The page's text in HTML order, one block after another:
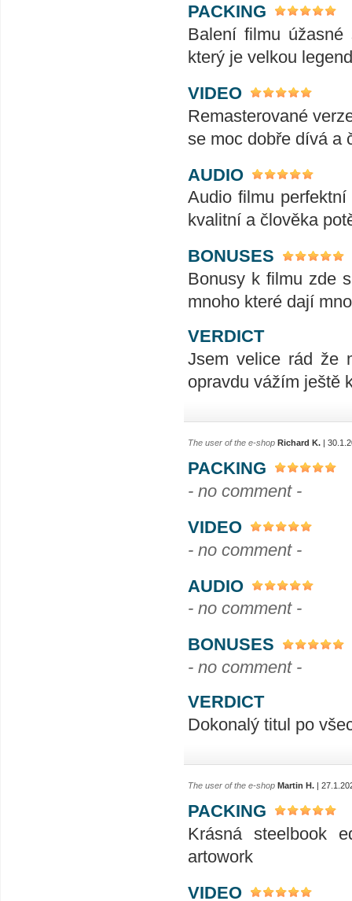
PACKING
Balení filmu
který je velkou
VIDEO
Remasterované
se moc dobře dívá a
AUDIO
Audio filmu
kvalitní a člověka
BONUSES
Bonusy k filmu zde
mnoho které dají
VERDICT
Jsem velice rád že
opravdu vážím ještě
The user of the e-shop Richard K. |
PACKING
- no comment -
VIDEO
- no comment -
AUDIO
- no comment -
BONUSES
- no comment -
VERDICT
Dokonalý titul po
The user of the e-shop Martin H. |
PACKING
Krásná steelbook
artowork
VIDEO